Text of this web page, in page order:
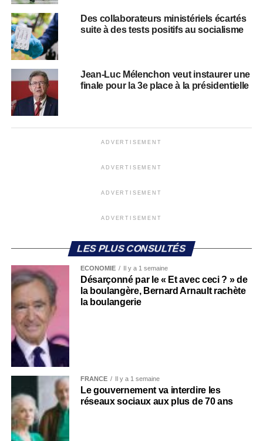
Des collaborateurs ministériels écartés
suite à des tests positifs au socialisme
Jean-Luc Mélenchon veut instaurer une
finale pour la 3e place à la présidentielle
ADVERTISEMENT
ADVERTISEMENT
ADVERTISEMENT
ADVERTISEMENT
LES PLUS CONSULTÉS
ECONOMIE Il y a 1 semaine
Désarçonné par le « Et avec ceci ? » de
la boulangère, Bernard Arnault rachète
la boulangerie
FRANCE Il y a 1 semaine
Le gouvernement va interdire les
réseaux sociaux aux plus de 70 ans